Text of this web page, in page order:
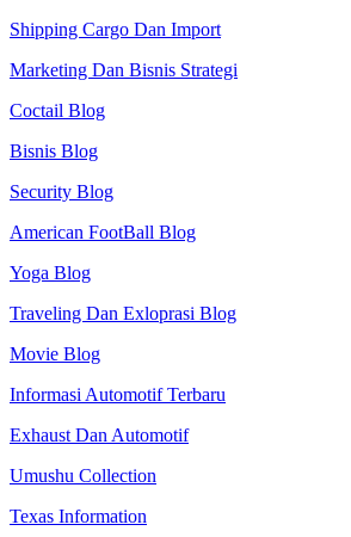
Shipping Cargo Dan Import
Marketing Dan Bisnis Strategi
Coctail Blog
Bisnis Blog
Security Blog
American FootBall Blog
Yoga Blog
Traveling Dan Exloprasi Blog
Movie Blog
Informasi Automotif Terbaru
Exhaust Dan Automotif
Umushu Collection
Texas Information